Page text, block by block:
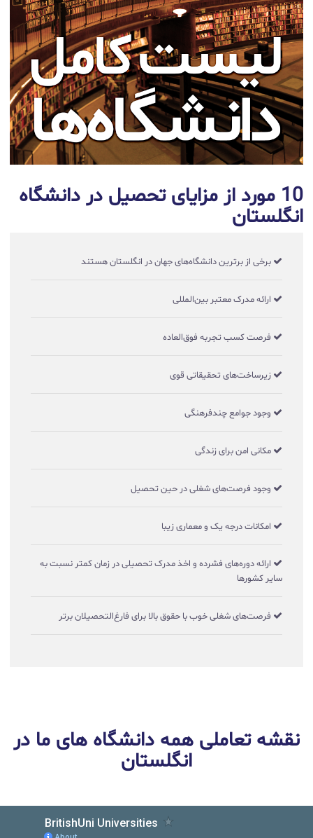
10 مورد از مزایای تحصیل در دانشگاه
انگلستان
برخی از برترین دانشگاه‌های جهان در انگلستان هستند
ارائه مدرک معتبر بین‌المللی
فرصت کسب تجربه فوق‌العاده
زیرساخت‌های تحقیقاتی قوی
وجود جوامع چندفرهنگی
مکانی امن برای زندگی
وجود فرصت‌های شغلی در حین تحصیل
امکانات درجه یک و معماری زیبا
ارائه دوره‌های فشرده و اخذ مدرک تحصیلی در زمان کمتر نسبت به
سایر کشورها
فرصت‌های شغلی خوب با حقوق بالا برای فارغ‌التحصیلان برتر
نقشه تعاملی همه دانشگاه های ما در
انگلستان